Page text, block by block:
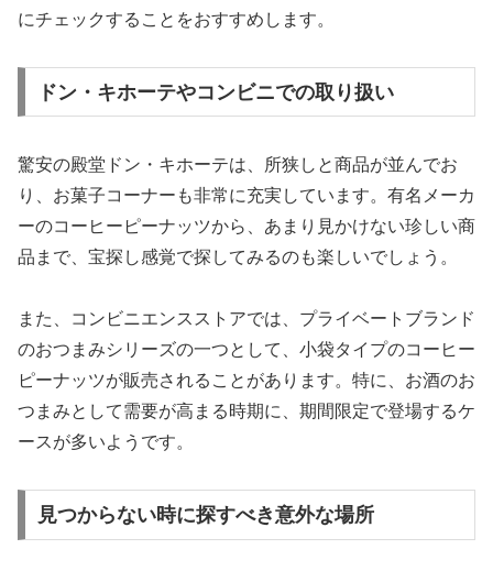
にチェックすることをおすすめします。
ドン・キホーテやコンビニでの取り扱い
驚安の殿堂ドン・キホーテは、所狭しと商品が並んでお
り、お菓子コーナーも非常に充実しています。有名メーカ
ーのコーヒーピーナッツから、あまり見かけない珍しい商
品まで、宝探し感覚で探してみるのも楽しいでしょう。
また、コンビニエンスストアでは、プライベートブランド
のおつまみシリーズの一つとして、小袋タイプのコーヒー
ピーナッツが販売されることがあります。特に、お酒のお
つまみとして需要が高まる時期に、期間限定で登場するケ
ースが多いようです。
見つからない時に探すべき意外な場所